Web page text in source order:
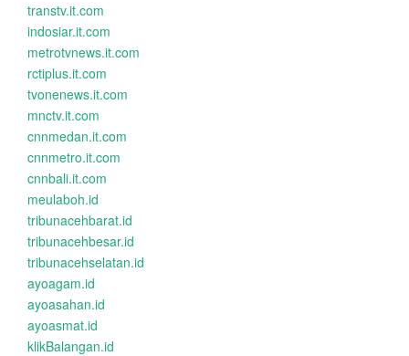
transtv.it.com
indosiar.it.com
metrotvnews.it.com
rctiplus.it.com
tvonenews.it.com
mnctv.it.com
cnnmedan.it.com
cnnmetro.it.com
cnnbali.it.com
meulaboh.id
tribunacehbarat.id
tribunacehbesar.id
tribunacehselatan.id
ayoagam.id
ayoasahan.id
ayoasmat.id
klikBalangan.id